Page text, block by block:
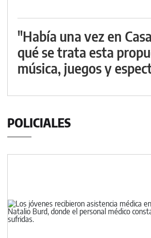
"Había una vez en
qué se trata esta
música, juegos y
POLICIALES